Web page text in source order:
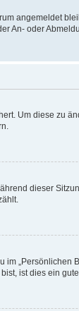
angemeldet
An- oder
Um diese zu
dieser
ist dies ein